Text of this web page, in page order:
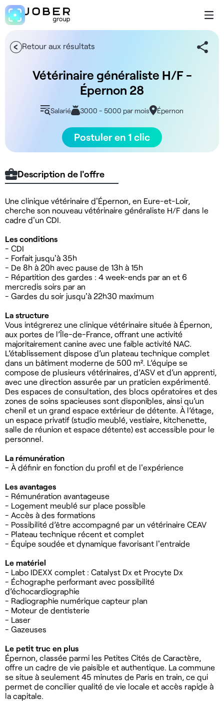
Retour aux résultats
Vétérinaire généraliste H/F -
Épernon 28
Salarié 3000 - 5000 par mois Épernon
Postuler en 1 clic
Description de l'offre
Une clinique vétérinaire d'Épernon, en Eure-et-Loir,
cherche son nouveau vétérinaire généraliste H/F dans le
cadre d'un CDI.
Les conditions
- CDI
- Forfait jusqu'à 35h
- De 8h à 20h avec pause de 13h à 15h
- Répartition des gardes : 4 week-ends par an et 6
mercredis soirs par an
- Gardes du soir jusqu'à 22h30 maximum
La structure
Vous intégrerez une clinique vétérinaire située à Épernon,
aux portes de l’Île-de-France, offrant une activité
majoritairement canine avec une faible activité NAC.
L’établissement dispose d’un plateau technique complet
dans un bâtiment moderne de 500 m². L’équipe se
compose de plusieurs vétérinaires, d’ASV et d’un apprenti,
avec une direction assurée par un praticien expérimenté.
Des espaces de consultation, des blocs opératoires et des
zones de soins spacieuses sont disponibles, ainsi qu’un
chenil et un grand espace extérieur de détente. À l’étage,
un espace privatif (studio meublé, vestiaire, kitchenette,
salle de réunion et espace détente) est accessible pour le
personnel.
La rémunération
- À définir en fonction du profil et de l'expérience
Les avantages
- Rémunération avantageuse
- Logement meublé sur place possible
- Accès à des formations
- Possibilité d’être accompagné par un vétérinaire CEAV
- Plateau technique récent et complet
- Équipe soudée et dynamique favorisant l'entraide
Le matériel
- Labo IDEXX complet : Catalyst Dx et Procyte Dx
- Échographe performant avec possibilité
d’échocardiographie
- Radiographie numérique capteur plan
- Moteur de dentisterie
- Laser
- Gazeuses
Le petit truc en plus
Épernon, classée parmi les Petites Cités de Caractère,
offre un cadre de vie paisible et authentique. La commune
se situe à seulement 45 minutes de Paris en train, ce qui
permet de concilier qualité de vie locale et accès rapide à
la capitale.